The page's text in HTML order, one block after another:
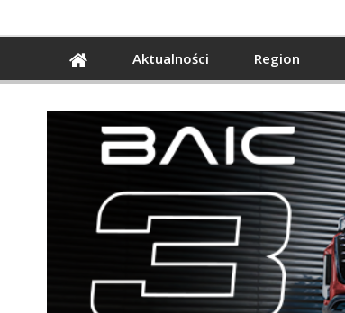
Aktualności Region